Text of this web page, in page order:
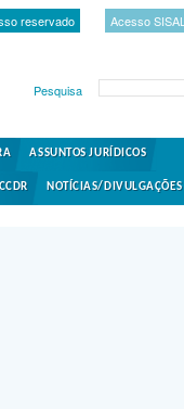
reservado Acesso SISAL
Pesquisa
ASSUNTOS JURÍDICOS
NOTÍCIAS/DIVULGAÇÕES